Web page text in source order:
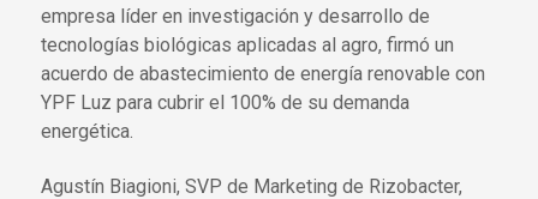
empresa líder en investigación y desarrollo de
tecnologías biológicas aplicadas al agro, firmó un
acuerdo de abastecimiento de energía renovable con
YPF Luz para cubrir el 100% de su demanda
energética.
Agustín Biagioni, SVP de Marketing de Rizobacter,